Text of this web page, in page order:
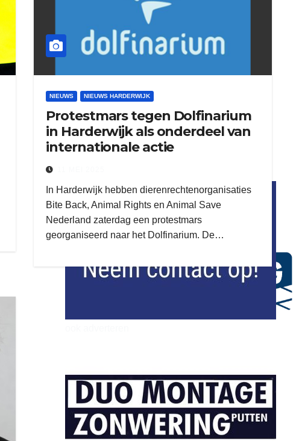
delangekortland
kleijer
henkvandeberg
download onzze App
NIEUWS NIEUWS HARDERWIJK
Protestmars tegen Dolfinarium
in Harderwijk als onderdeel van
internationale actie
In Harderwijk hebben dierenrechtenorganisaties
Bite Back, Animal Rights en Animal Save
Nederland zaterdag een protestmars
georganiseerd naar het Dolfinarium. De…